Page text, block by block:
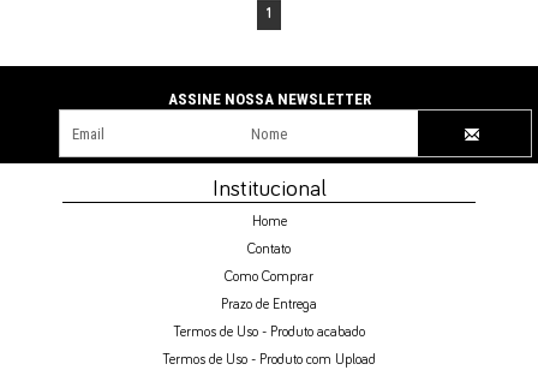
1
NEWSLETTER
Institucional
Home
Contato
Como Comprar
Prazo de Entrega
Termos de Uso - Produto acabado
Termos de Uso - Produto com Upload